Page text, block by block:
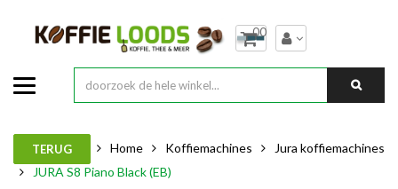
00
TERUG Home Koffiemachines
Jura koffiemachines
JURA S8 Piano Black (EB)